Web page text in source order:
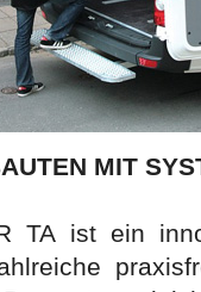
MIT
TA ist ein